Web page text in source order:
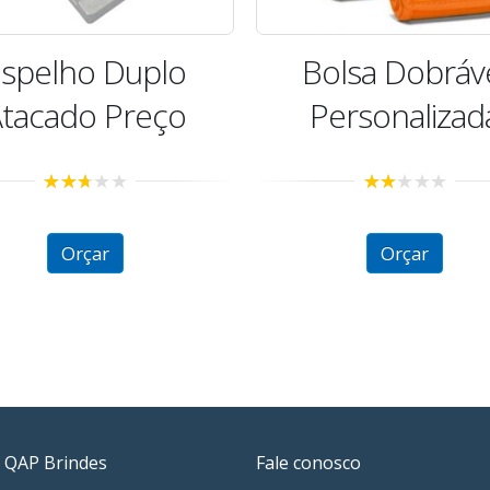
Dobrável
of 5
Orçar
Kit Costura
out of
Brindes Fale conosco